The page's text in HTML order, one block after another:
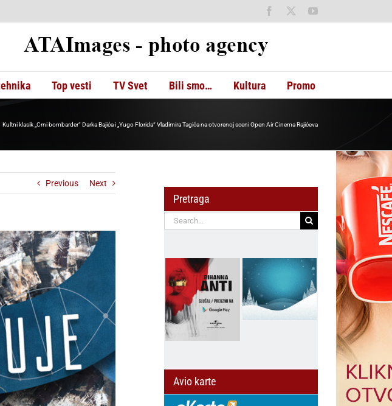
Facebook YouTube
Top vesti TV Svet Bili smo… Kultura
Promo
Kultni klasik „Crni bombarder“ Darka Bajića i „Yugo Florida“ Vladimira Tagića na otvorenoj sceni Open Air Cinema Rajićeva
Previous Next
Pretraga
Search
for:
Avio karte